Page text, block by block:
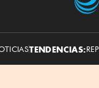
TENDENCIAS: